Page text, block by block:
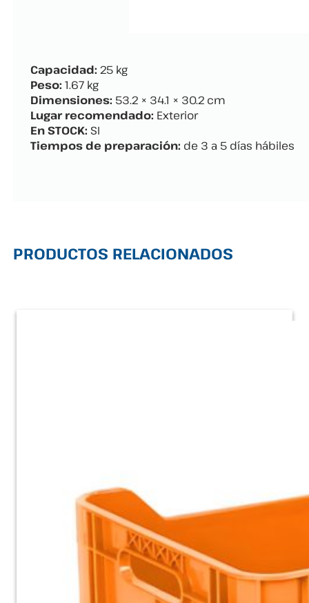
Capacidad: 25 kg
Peso: 1.67 kg
Dimensiones: 53.2 × 34.1 × 30.2 cm
Lugar recomendado: Exterior
En STOCK: SI
Tiempos de preparación: de 3 a 5 días hábiles
PRODUCTOS RELACIONADOS